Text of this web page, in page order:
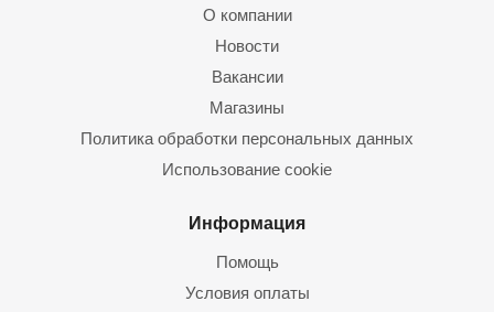
О компании
Новости
Вакансии
Магазины
Политика обработки персональных данных
Использование cookie
Информация
Помощь
Условия оплаты